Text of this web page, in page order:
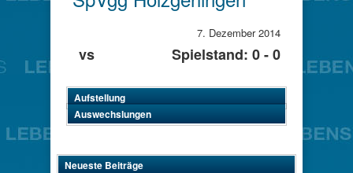
vs
7. Dezember 2014
Spielstand: 0 - 0
Aufstellung
Auswechslungen
Neueste Beiträge